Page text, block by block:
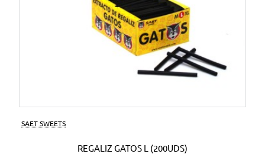
SAET SWEETS
REGALIZ GATOS L (200UDS)